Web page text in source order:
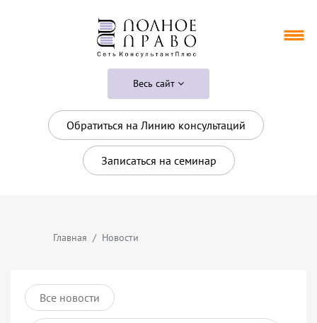
Весь сайт
Обратиться на Линию консультаций
Записаться на семинар
Главная Новости
Все новости